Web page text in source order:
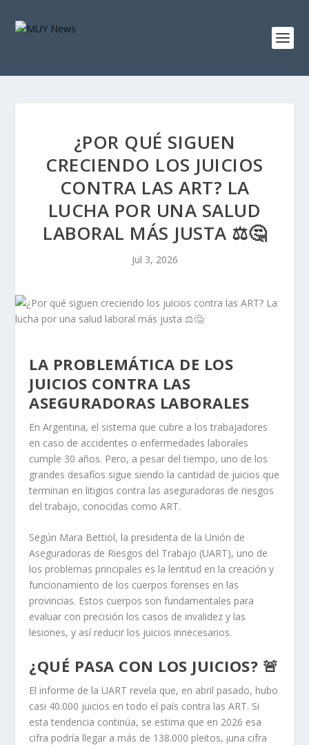
¿POR QUÉ SIGUEN
CRECIENDO LOS JUICIOS
CONTRA LAS ART? LA
LUCHA POR UNA SALUD
LABORAL MÁS JUSTA ⚖️🤔
Jul 3, 2026
LA PROBLEMÁTICA DE LOS
JUICIOS CONTRA LAS
ASEGURADORAS LABORALES
En Argentina, el sistema que cubre a los trabajadores
en caso de accidentes o enfermedades laborales
cumple 30 años. Pero, a pesar del tiempo, uno de los
grandes desafíos sigue siendo la cantidad de juicios que
terminan en litigios contra las aseguradoras de riesgos
del trabajo, conocidas como ART.
Según Mara Bettiol, la presidenta de la Unión de
Aseguradoras de Riesgos del Trabajo (UART), uno de
los problemas principales es la lentitud en la creación y
funcionamiento de los cuerpos forenses en las
provincias. Estos cuerpos son fundamentales para
evaluar con precisión los casos de invalidez y las
lesiones, y así reducir los juicios innecesarios.
¿QUÉ PASA CON LOS JUICIOS? 🚨
El informe de la UART revela que, en abril pasado, hubo
casi 40.000 juicios en todo el país contra las ART. Si
esta tendencia continúa, se estima que en 2026 esa
cifra podría llegar a más de 138.000 pleitos, ¡una cifra